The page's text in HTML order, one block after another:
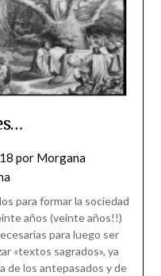
por Morgana
para formar la sociedad
años (veinte años!!)
para luego ser
«textos sagrados», ya
de los antepasados y de